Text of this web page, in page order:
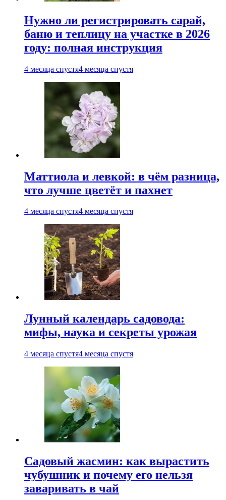
Нужно ли регистрировать сарай,
баню и теплицу на участке в 2026
году: полная инструкция
4 месяца спустя4 месяца спустя
Маттиола и левкой: в чём разница,
что лучше цветёт и пахнет
4 месяца спустя4 месяца спустя
Лунный календарь садовода:
мифы, наука и секреты урожая
4 месяца спустя4 месяца спустя
Садовый жасмин: как вырастить
чубушник и почему его нельзя
заваривать в чай